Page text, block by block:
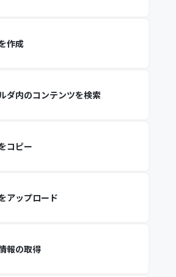
作成
ダ内のコンテンツを検索
コピー
アップロード
報の取得